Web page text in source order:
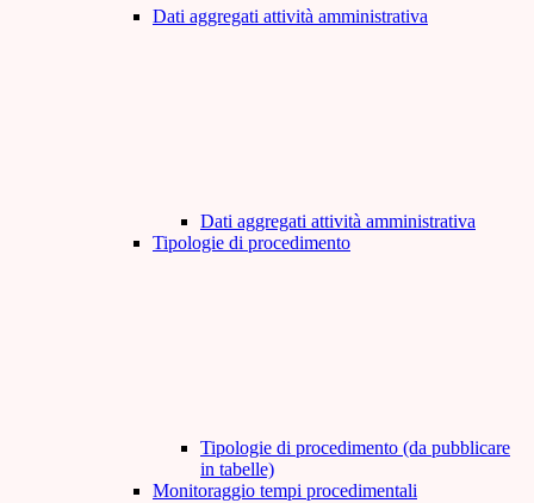
Dati aggregati attività amministrativa
Dati aggregati attività amministrativa
Tipologie di procedimento
Tipologie di procedimento (da pubblicare
in tabelle)
Monitoraggio tempi procedimentali